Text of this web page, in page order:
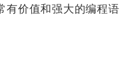
有价值和强大的编程语